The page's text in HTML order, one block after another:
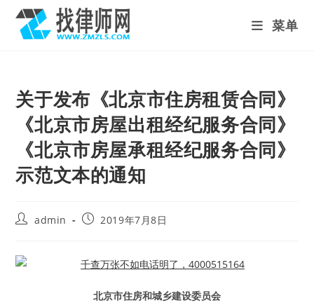
content
菜单
关于发布《北京市住房租赁合同》
《北京市房屋出租经纪服务合同》
《北京市房屋承租经纪服务合同》
示范文本的通知
Postadmin
Post2019年7月8日
北京市住房和城乡建设委员会